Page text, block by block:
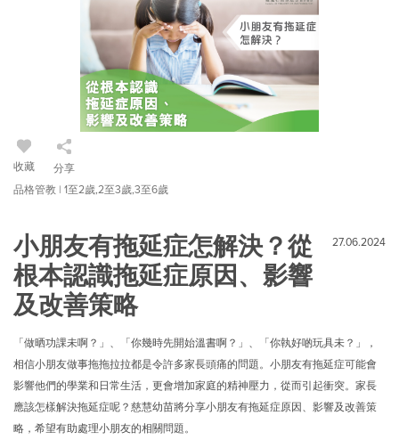
收藏
分享
品格管教 | 1至2歲,2至3歲,3至6歲
小朋友有拖延症怎解決？從
根本認識拖延症原因、影響
及改善策略
27.06.2024
「做晒功課未啊？」、「你幾時先開始溫書啊？」、「你執好啲玩具未？」，
相信小朋友做事拖拖拉拉都是令許多家長頭痛的問題。小朋友有拖延症可能會
影響他們的學業和日常生活，更會增加家庭的精神壓力，從而引起衝突。家長
應該怎樣解決拖延症呢？慈慧幼苗將分享小朋友有拖延症原因、影響及改善策
略，希望有助處理小朋友的相關問題。